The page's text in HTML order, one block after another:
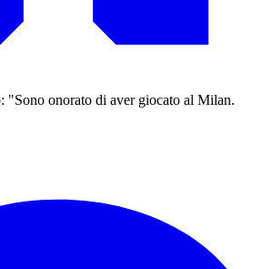
"Sono onorato di aver giocato al Milan.